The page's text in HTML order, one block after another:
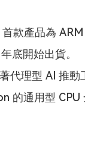
款產品為 ARM
底開始出貨。
代理型 AI 推動
的通用型 CPU